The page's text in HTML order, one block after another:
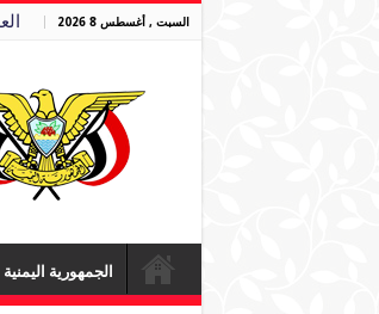
السبت , أغسطس 8 2026
الجمهورية اليمنية